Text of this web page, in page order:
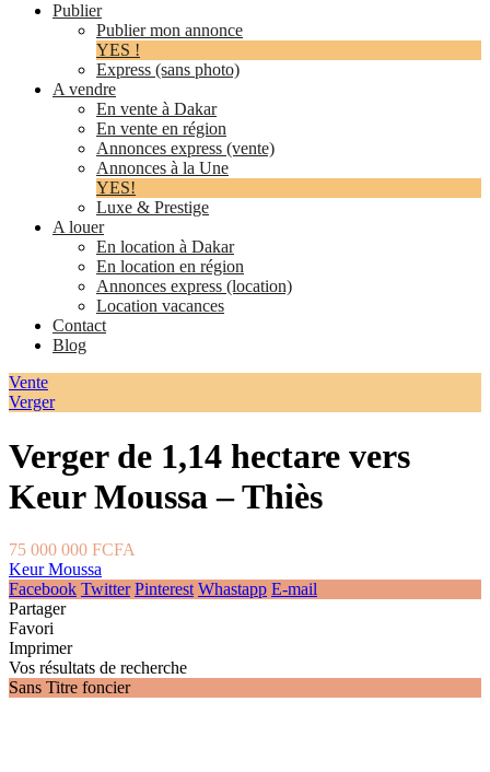
Publier
Publier mon annonce
YES !
Express (sans photo)
A vendre
En vente à Dakar
En vente en région
Annonces express (vente)
Annonces à la Une
YES!
Luxe & Prestige
A louer
En location à Dakar
En location en région
Annonces express (location)
Location vacances
Contact
Blog
Vente
Verger
Verger de 1,14 hectare vers
Keur Moussa – Thiès
75 000 000 FCFA
Keur Moussa
Facebook Twitter Pinterest Whastapp E-mail
Partager
Favori
Imprimer
Vos résultats de recherche
Sans Titre foncier